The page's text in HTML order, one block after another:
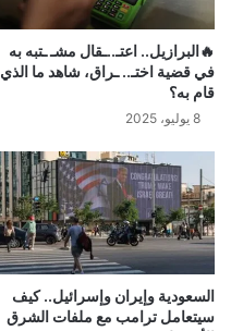
🔥البرازيل.. اعتـ..ـقال مشـ ـتبه به
في قضية اختـ.. ـراق، شاهد ما الذي
قام به؟
8 يوليو، 2025
السعودية وإيران وإسرائيل.. كيف
سيتعامل ترامب مع ملفات الشرق